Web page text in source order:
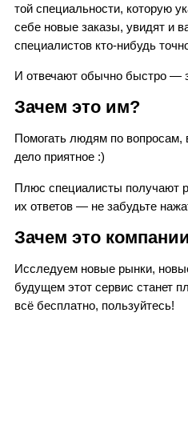
той специальности, которую
себе новые заказы, увидят и
специалистов кто-нибудь
И отвечают обычно быстро —
Зачем это им?
Помогать людям по
дело приятное :)
Плюс специалисты получают
их ответов — не забудьте
Зачем это
Исследуем новые рынки,
будущем этот сервис станет
всё бесплатно, пользуйтесь!